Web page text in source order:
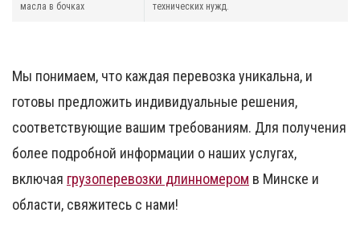
масла в бочках
технических нужд.
Мы понимаем, что каждая перевозка уникальна, и
готовы предложить индивидуальные решения,
соответствующие вашим требованиям. Для получения
более подробной информации о наших услугах,
включая грузоперевозки длинномером в Минске и
области, свяжитесь с нами!